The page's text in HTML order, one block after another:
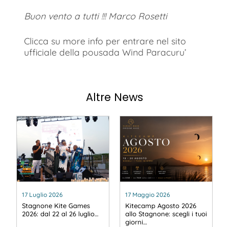
Buon vento a tutti !!! Marco Rosetti
Clicca su more info per entrare nel sito
ufficiale della pousada Wind Paracuru’
Altre News
17 Luglio 2026
Stagnone Kite Games
2026: dal 22 al 26 luglio…
17 Maggio 2026
Kitecamp Agosto 2026
allo Stagnone: scegli i tuoi
giorni…